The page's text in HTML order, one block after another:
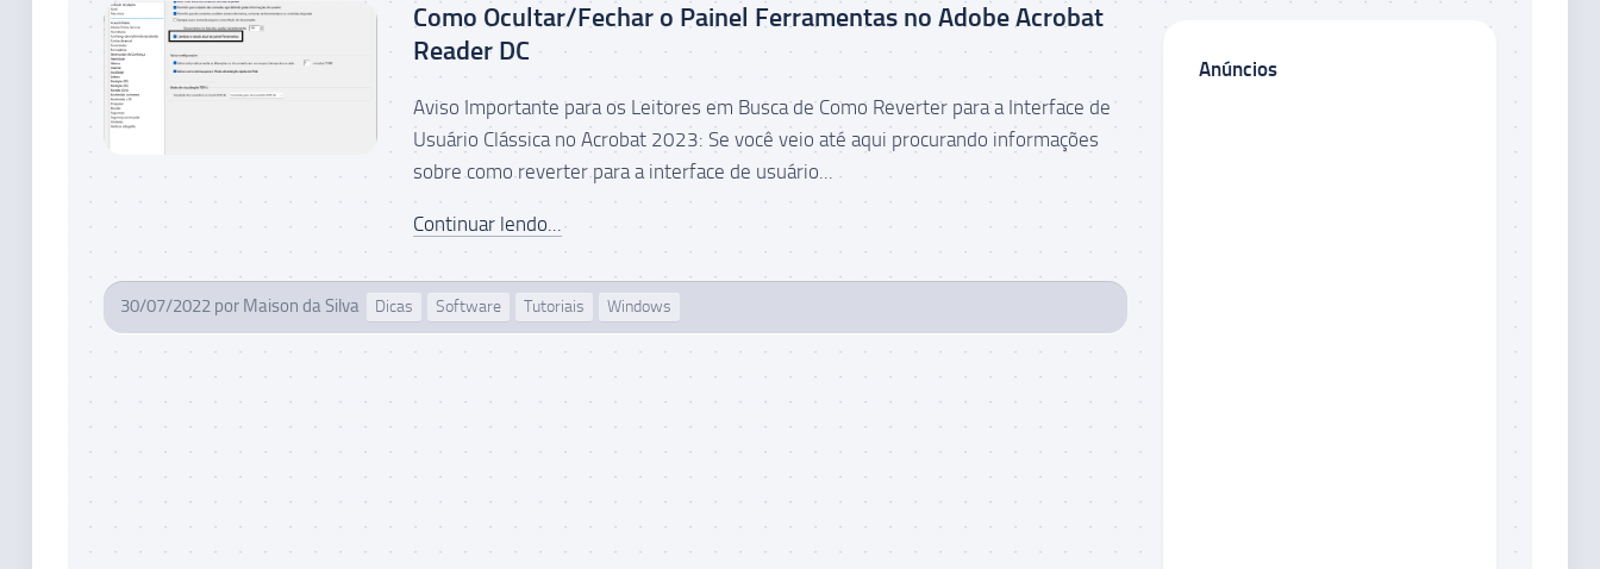
Como Ocultar/Fechar o Painel Ferramentas no Adobe Acrobat
Reader DC
Aviso Importante para os Leitores em Busca de Como Reverter para a Interface de
Usuário Clássica no Acrobat 2023: Se você veio até aqui procurando informações
sobre como reverter para a interface de usuário...
Continuar lendo...
30/07/2022 por Maison da Silva Dicas Software Tutoriais Windows
Anúncios